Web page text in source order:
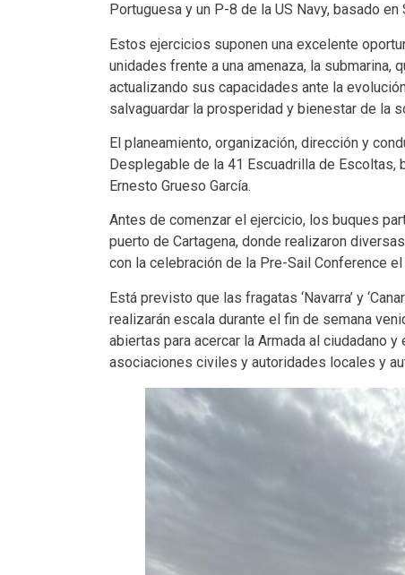
Portuguesa y un P-8 de la US Navy, basado en
Estos ejercicios suponen una excelente
unidades frente a una amenaza, la submarina,
actualizando sus capacidades ante la
salvaguardar la prosperidad y bienestar de la
El planeamiento, organización, dirección y
Desplegable de la 41 Escuadrilla de Escoltas,
Ernesto Grueso García.
Antes de comenzar el ejercicio, los buques
puerto de Cartagena, donde realizaron
con la celebración de la Pre-Sail Conference
Está previsto que las fragatas ‘Navarra’ y
realizarán escala durante el fin de semana
abiertas para acercar la Armada al ciudadano
asociaciones civiles y autoridades locales y